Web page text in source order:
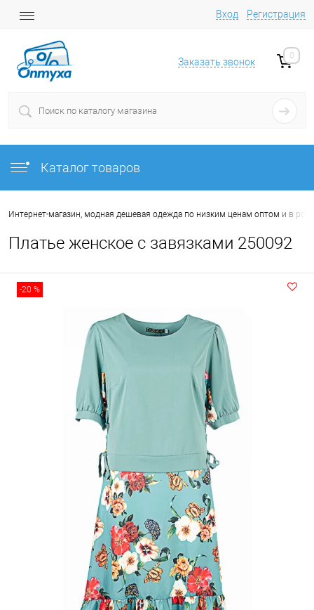
Вход Регистрация
Заказать звонок
0
Каталог товаров
Интернет-магазин, модная дешевая одежда по низким ценам оптом и в
Платье женское с завязками 250092
-20 %